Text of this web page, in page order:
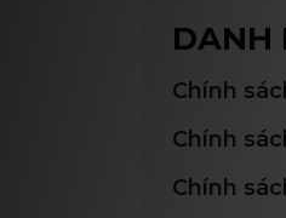
DANH
Chính
Chính
Chính